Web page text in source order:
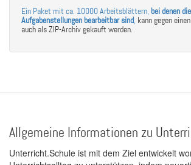
Ein Paket mit ca. 10000 Arbeitsblättern, bei denen die
Aufgabenstellungen bearbeitbar sind, kann gegen
auch als ZIP-Archiv gekauft werden.
Allgemeine Informationen zu
Unterricht.Schule ist mit dem Ziel entwickelt